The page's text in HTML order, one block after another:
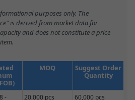
purposes only. The
is derived from market data for
and does not constitute a price
MOQ
Suggest Order
Quantity
-
20,000 pcs 60,000 pcs